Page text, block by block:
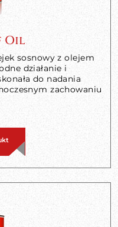
Oil
sosnowy z olejem
działanie i
do nadania
zachowaniu